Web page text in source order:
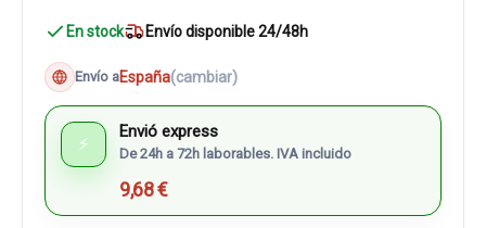
En stock Envío disponible 24/48h
Envío aEspaña(cambiar)
⚡
Envió express
De 24h a 72h laborables. IVA incluido
9,68 €